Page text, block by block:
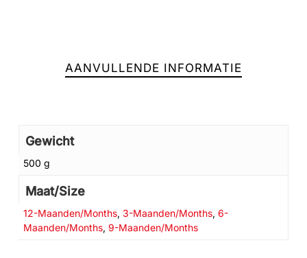
GA NAAR DE WINKEL
AANVULLENDE INFORMATIE
Gewicht
500 g
Maat/Size
12-Maanden/Months, 3-Maanden/Months, 6-
Maanden/Months, 9-Maanden/Months